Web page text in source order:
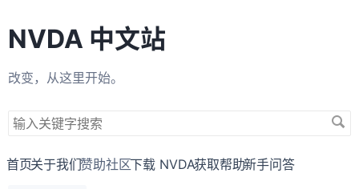
NVDA 中文站
改变，从这里开始。
搜
关
首页关于我们赞助社区下载 NVDA获取帮助新手问答